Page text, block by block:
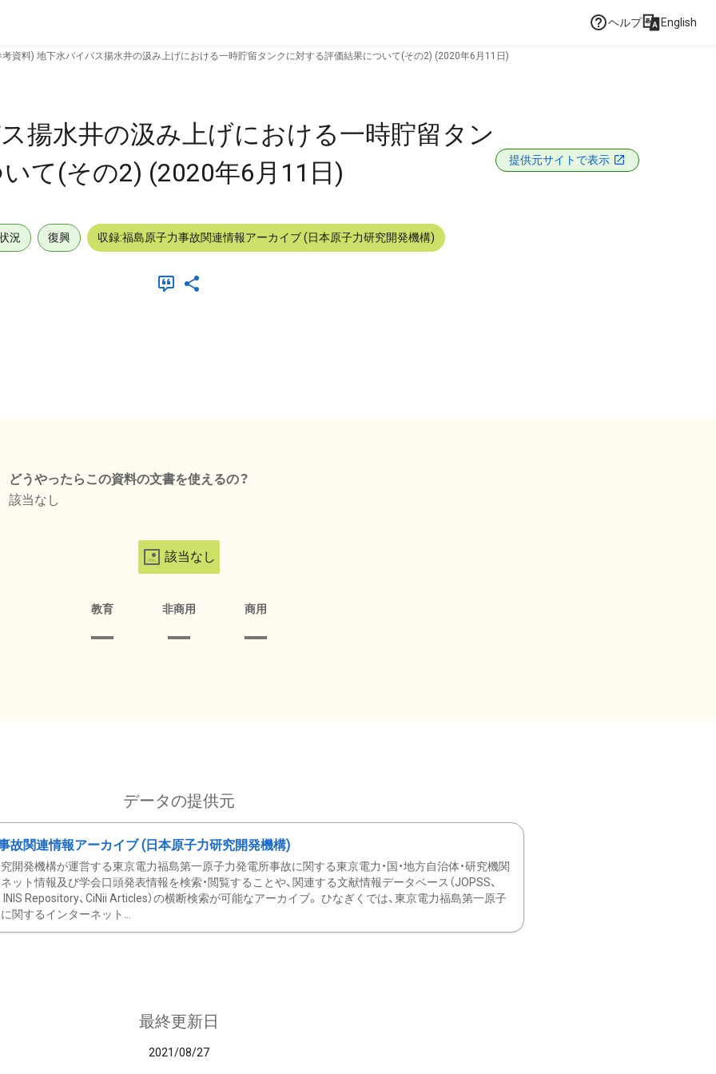
ヘルプ English
考資料) 地下水バイパス揚水井の汲み上げにおける一時貯留タンクに対する評価結果について(その2) (2020年6月11日)
揚水井の汲み上げにおける一時貯留タン
て(その2) (2020年6月11日)
提供元サイトで表示
況 復興 収録:福島原子力事故関連情報アーカイブ (日本原子力研究開発機構)
どうやったらこの資料の文書を使えるの？
該当なし
該当なし
教育 非商用 商用
データの提供元
故関連情報アーカイブ (日本原子力研究開発機構)
開発機構が運営する東京電力福島第一原子力発電所事故に関する東京電力・国・地方自治体・研究機関
ット情報及び学会口頭発表情報を検索・閲覧することや、関連する文献情報データベース（JOPSS、
INIS Repository、CiNii Articles）の横断検索が可能なアーカイブ。 ひなぎくでは、東京電力福島第一原子
関するインターネット...
最終更新日
2021/08/27